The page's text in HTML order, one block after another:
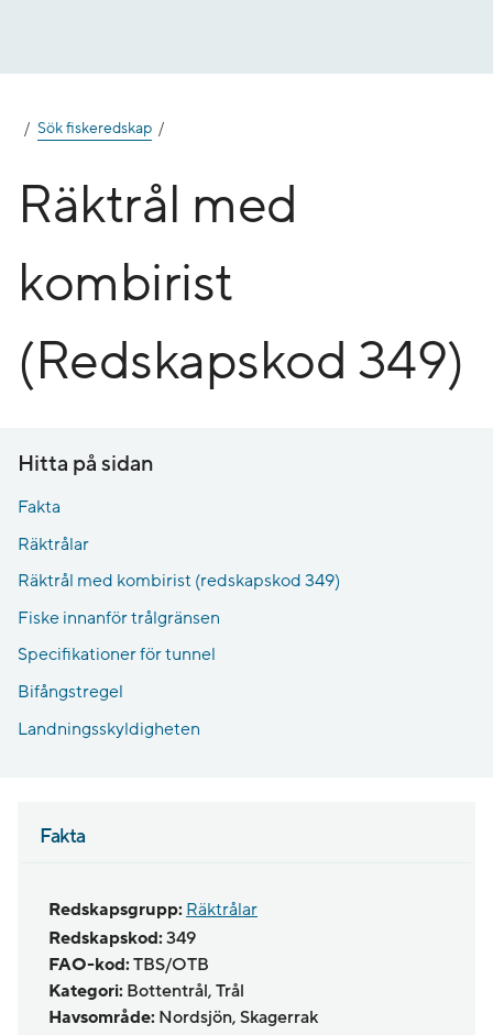
Sök fiskeredskap
Räktrål med
kombirist
(Redskapskod 349)
Hitta på sidan
Fakta
Räktrålar
Räktrål med kombirist (redskapskod 349)
Fiske innanför trålgränsen
Specifikationer för tunnel
Bifångstregel
Landningsskyldigheten
Fakta
Redskapsgrupp: Räktrålar
Redskapskod:349
FAO-kod:TBS/OTB
Kategori: Bottentrål, Trål
Havsområde: Nordsjön, Skagerrak